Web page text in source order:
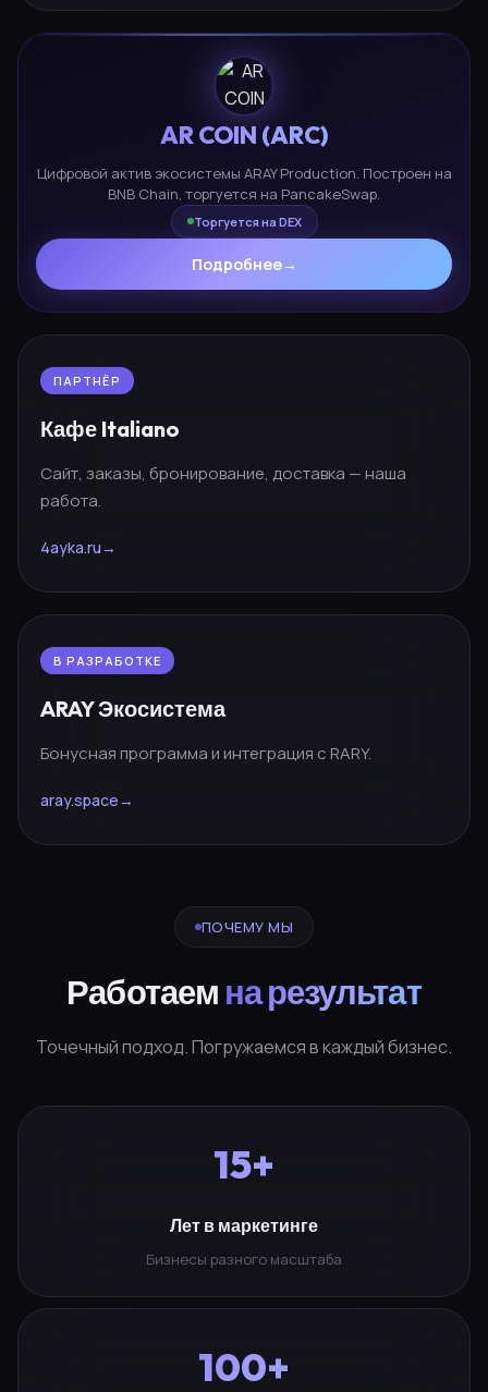
AR COIN (ARC)
Цифровой актив экосистемы ARAY Production. Построен на
BNB Chain, торгуется на PancakeSwap.
Торгуется на DEX
Подробнее→
ПАРТНЁР
Кафе Italiano
Сайт, заказы, бронирование, доставка — наша
работа.
4ayka.ru→
В РАЗРАБОТКЕ
ARAY Экосистема
Бонусная программа и интеграция с RARY.
aray.space→
ПОЧЕМУ МЫ
Работаем на результат
Точечный подход. Погружаемся в каждый бизнес.
15+
Лет в маркетинге
Бизнесы разного масштаба
100+